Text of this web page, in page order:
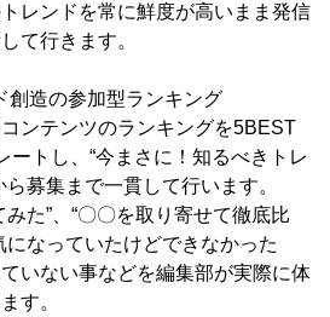
レンドを常に鮮度が高いまま発信
て行きます。
創造の参加型ランキング
ンテンツのランキングを5BEST
ートし、“今まさに！知るべきトレ
募集まで一貫して行います。
た”、“〇〇を取り寄せて徹底比
になっていたけどできなかった
いない事などを編集部が実際に体
す。